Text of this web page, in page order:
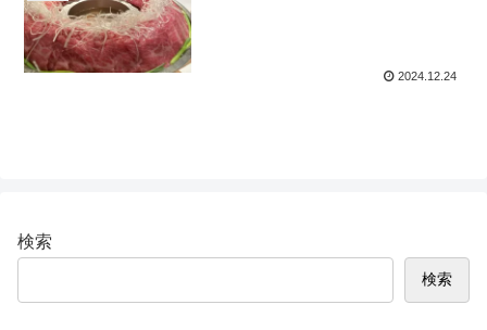
2024.12.24
検索
検索